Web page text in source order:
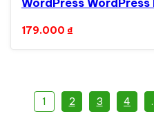
WordPress WordPress
179.000 ₫
1 2 3 4